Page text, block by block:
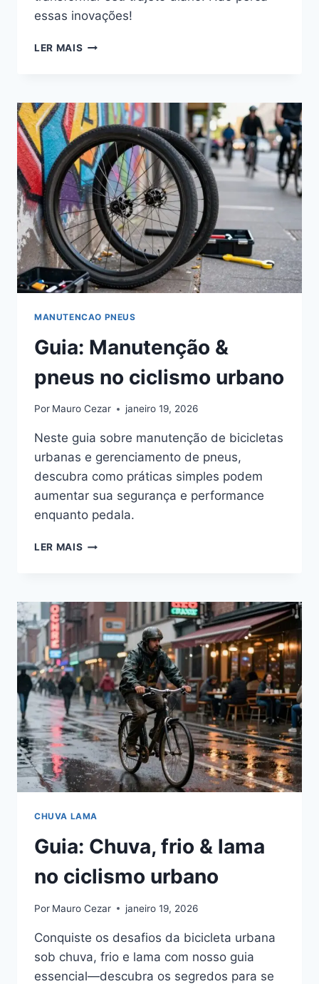
essas inovações!
LER MAIS GUIA:
NO
CICLISMO
URBANO
MANUTENCAO PNEUS
Guia: Manutenção &
pneus no ciclismo urbano
Por Mauro Cezar janeiro 19, 2026
Neste guia sobre manutenção de bicicletas
urbanas e gerenciamento de pneus,
descubra como práticas simples podem
aumentar sua segurança e performance
enquanto pedala.
LER MAIS GUIA:
NO
CICLISMO
URBANO
CHUVA LAMA
Guia: Chuva, frio & lama
no ciclismo urbano
Por Mauro Cezar janeiro 19, 2026
Conquiste os desafios da bicicleta urbana
sob chuva, frio e lama com nosso guia
essencial—descubra os segredos para se